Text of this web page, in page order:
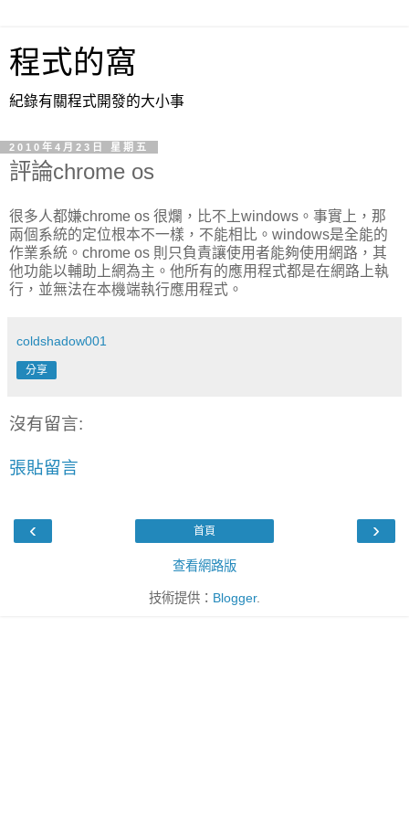
程式的窩
紀錄有關程式開發的大小事
2010年4月23日 星期五
評論chrome os
很多人都嫌chrome os 很爛，比不上windows。事實上，那
兩個系統的定位根本不一樣，不能相比。windows是全能的
作業系統。chrome os 則只負責讓使用者能夠使用網路，其
他功能以輔助上網為主。他所有的應用程式都是在網路上執
行，並無法在本機端執行應用程式。
coldshadow001
分享
沒有留言:
張貼留言
‹ ›
首頁
查看網路版
技術提供： Blogger.